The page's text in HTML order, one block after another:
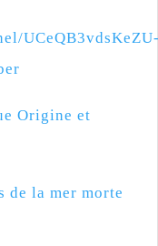
Origine et
de la mer morte